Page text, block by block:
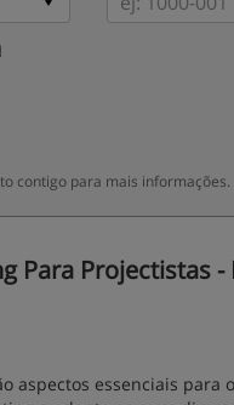
contigo para mais informações.
Projectistas -
aspectos essenciais